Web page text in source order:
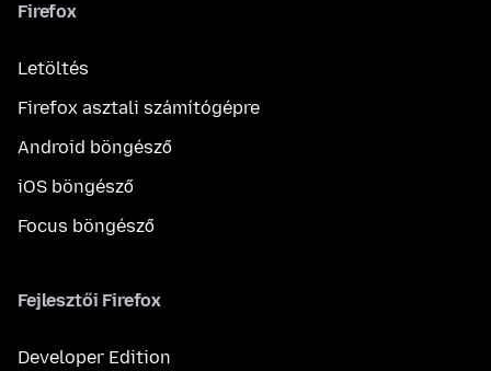
Firefox
Letöltés
Firefox asztali számítógépre
Android böngésző
iOS böngésző
Focus böngésző
Fejlesztői Firefox
Developer Edition